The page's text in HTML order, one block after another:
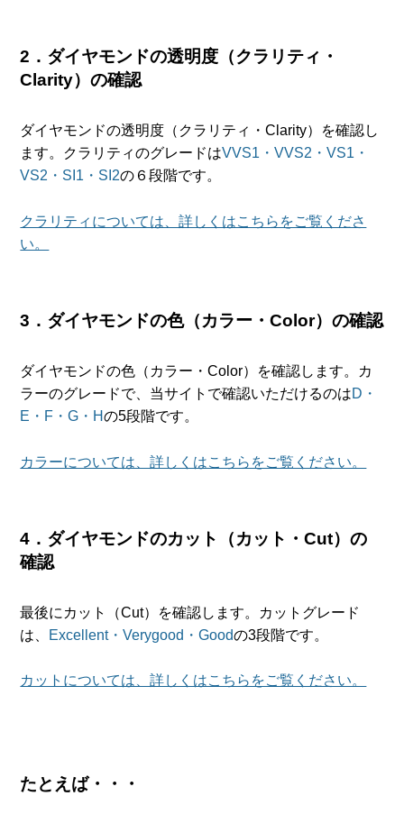
2．ダイヤモンドの透明度（クラリティ・
Clarity）の確認
ダイヤモンドの透明度（クラリティ・Clarity）を確認し
ます。クラリティのグレードはVVS1・VVS2・VS1・
VS2・SI1・SI2の６段階です。
クラリティについては、詳しくはこちらをご覧くださ
い。
3．ダイヤモンドの色（カラー・Color）の確認
ダイヤモンドの色（カラー・Color）を確認します。カ
ラーのグレードで、当サイトで確認いただけるのはD・
E・F・G・Hの5段階です。
カラーについては、詳しくはこちらをご覧ください。
4．ダイヤモンドのカット（カット・Cut）の
確認
最後にカット（Cut）を確認します。カットグレード
は、 Excellent・Verygood・Goodの3段階です。
カットについては、詳しくはこちらをご覧ください。
たとえば・・・